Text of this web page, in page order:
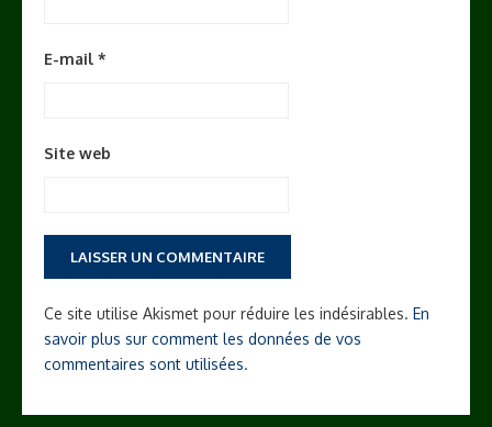
E-mail *
Site web
Ce site utilise Akismet pour réduire les indésirables. En
savoir plus sur comment les données de vos
commentaires sont utilisées.